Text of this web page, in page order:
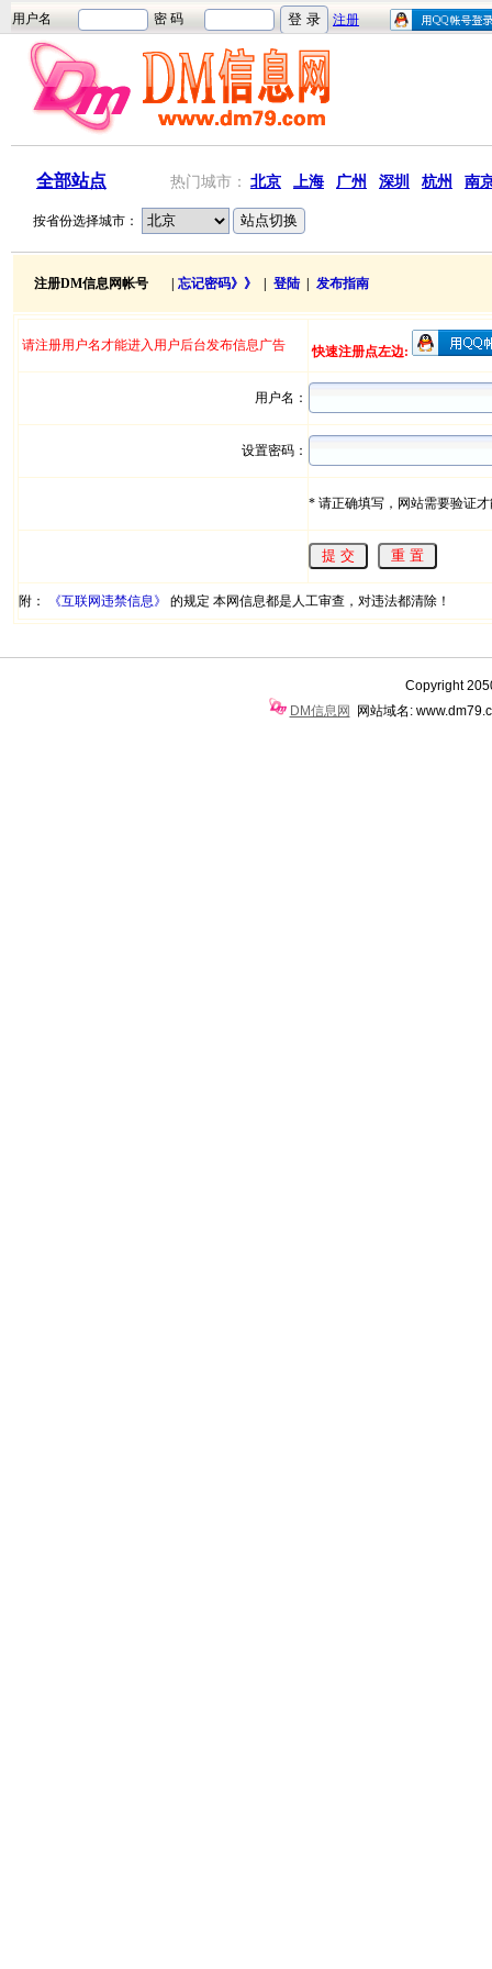
全部站点 热门城市： 北京 上海 广州 深圳 杭州 南
按省份选择城市：
注册DM信息网帐号 | 忘记密码》》 登陆 发布指南
请注册用户名才能进入用户后台发布信息广告 快速注册点左边:
用户名：
设置密码：
* 请正确填写，网站需要验证
附： 《互联网违禁信息》 的规定 本网信息都是人工审查，对违法都清除！
Copyright
DM信息网
网站域名: